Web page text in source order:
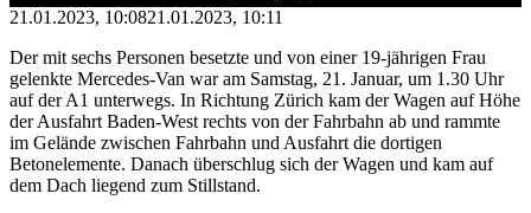
21.01.2023, 10:0821.01.2023, 10:11
Der mit sechs Personen besetzte und von einer 19-jährigen Frau
gelenkte Mercedes-Van war am Samstag, 21. Januar, um 1.30 Uhr
auf der A1 unterwegs. In Richtung Zürich kam der Wagen auf Höhe
der Ausfahrt Baden-West rechts von der Fahrbahn ab und rammte
im Gelände zwischen Fahrbahn und Ausfahrt die dortigen
Betonelemente. Danach überschlug sich der Wagen und kam auf
dem Dach liegend zum Stillstand.